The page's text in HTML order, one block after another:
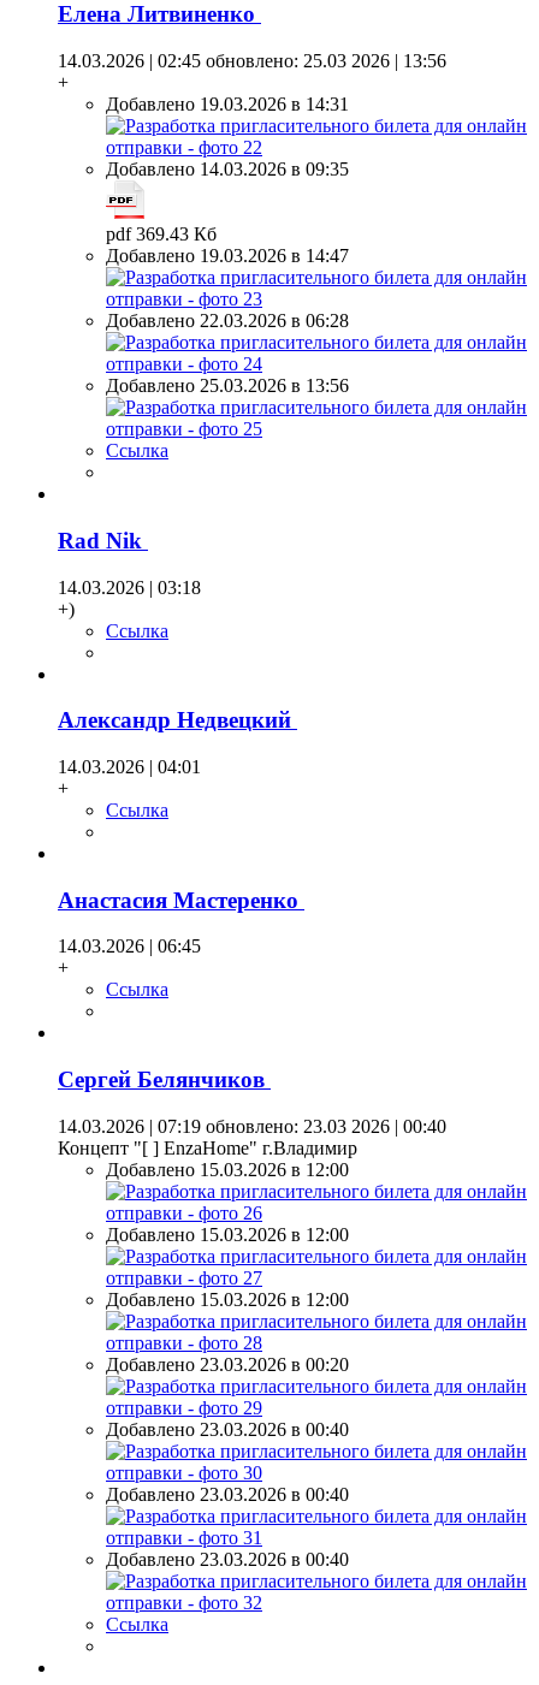
Елена Литвиненко
14.03.2026 | 02:45 обновлено: 25.03 2026 | 13:56
+
Добавлено 19.03.2026 в 14:31
Добавлено 14.03.2026 в 09:35
pdf 369.43 Кб
Добавлено 19.03.2026 в 14:47
Добавлено 22.03.2026 в 06:28
Добавлено 25.03.2026 в 13:56
Ссылка
Rad Nik
14.03.2026 | 03:18
+)
Ссылка
Александр Недвецкий
14.03.2026 | 04:01
+
Ссылка
Анастасия Мастеренко
14.03.2026 | 06:45
+
Ссылка
Сергей Белянчиков
14.03.2026 | 07:19 обновлено: 23.03 2026 | 00:40
Концепт "[ ] EnzaHome" г.Владимир
Добавлено 15.03.2026 в 12:00
Добавлено 15.03.2026 в 12:00
Добавлено 15.03.2026 в 12:00
Добавлено 23.03.2026 в 00:20
Добавлено 23.03.2026 в 00:40
Добавлено 23.03.2026 в 00:40
Добавлено 23.03.2026 в 00:40
Ссылка